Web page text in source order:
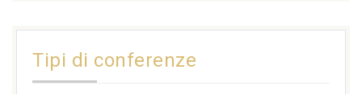
17:30
Tipi di conferenze